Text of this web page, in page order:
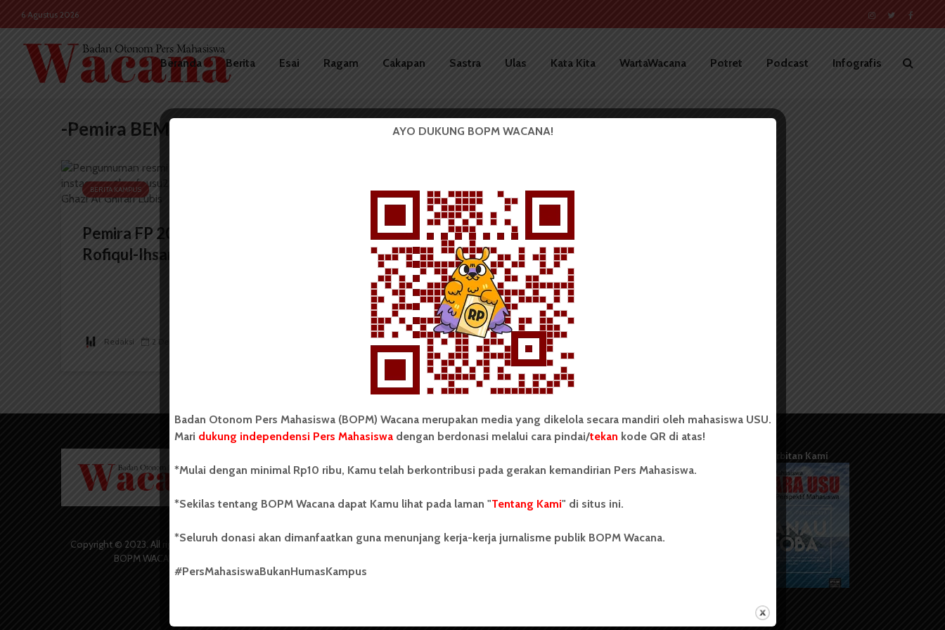
6 Agustus 2026
Beranda Berita Esai Ragam Cakapan Sastra Ulas Kata Kita WartaWacana Potret Podcast Infografis
-Pemira BEM FP
BERITA KAMPUS
Pemira FP 2023: Pasangan
Rofiqul-Ihsan Menang secara...
Redaksi 2 Desember 2023
Copyright © 2023. All rights reserved
BOPM WACANA.
Wacana merupakan pers mahasiswa
secara mandiri oleh mahasiswa
Universitas Sumatera Utara (USU).
salah satu Unit Kegiatan Mahasiswa
dengan nama Pers Mahasiswa SUARA
USU yang berdiri pada 1 Juli 1995.
Info Iklan
Pedoman Media Siber
Terbitan Kami
AYO DUKUNG BOPM WACANA!
Badan Otonom Pers Mahasiswa (BOPM) Wacana merupakan media yang dikelola secara mandiri oleh mahasiswa USU.
Mari dukung independensi Pers Mahasiswadengan berdonasi melalui cara pindai/tekan kode QR di atas!
*Mulai dengan minimal Rp10 ribu, Kamu telah berkontribusi pada gerakan kemandirian Pers Mahasiswa.
*Sekilas tentang BOPM Wacana dapat Kamu lihat pada laman "Tentang Kami" di situs ini.
*Seluruh donasi akan dimanfaatkan guna menunjang kerja-kerja jurnalisme publik BOPM Wacana.
#PersMahasiswaBukanHumasKampus